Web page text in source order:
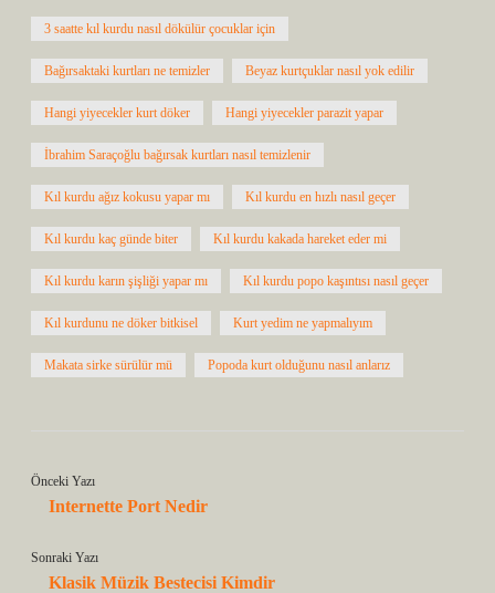
3 saatte kıl kurdu nasıl dökülür çocuklar için
Bağırsaktaki kurtları ne temizler Beyaz kurtçuklar nasıl yok edilir
Hangi yiyecekler kurt döker Hangi yiyecekler parazit yapar
İbrahim Saraçoğlu bağırsak kurtları nasıl temizlenir
Kıl kurdu ağız kokusu yapar mı Kıl kurdu en hızlı nasıl geçer
Kıl kurdu kaç günde biter Kıl kurdu kakada hareket eder mi
Kıl kurdu karın şişliği yapar mı Kıl kurdu popo kaşıntısı nasıl geçer
Kıl kurdunu ne döker bitkisel Kurt yedim ne yapmalıyım
Makata sirke sürülür mü Popoda kurt olduğunu nasıl anlarız
Önceki Yazı
Internette Port Nedir
Sonraki Yazı
Klasik Müzik Bestecisi Kimdir